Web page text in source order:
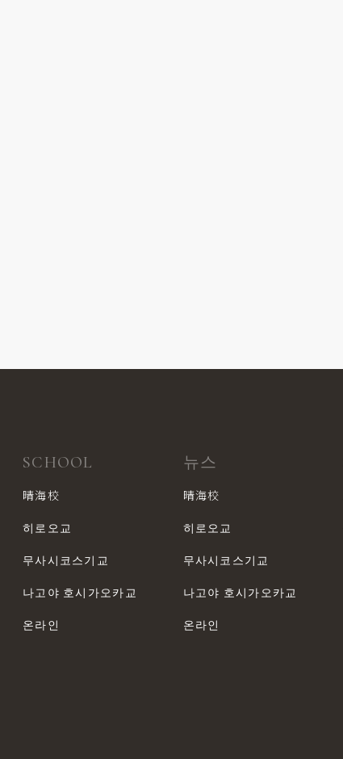
SCHOOL
晴海校
히로오교
무사시코스기교
나고야 호시가오카교
온라인
뉴스
晴海校
히로오교
무사시코스기교
나고야 호시가오카교
온라인